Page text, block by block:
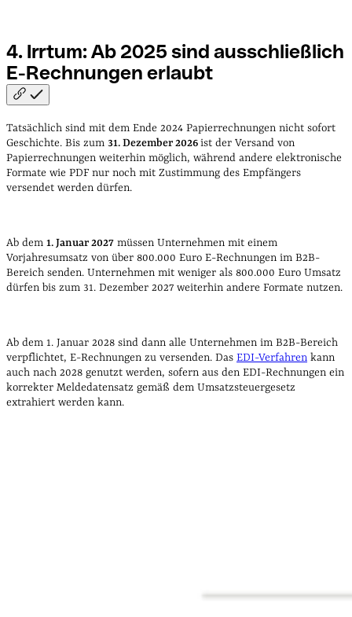
4. Irrtum: Ab 2025 sind ausschließlich
E-Rechnungen erlaubt
Tatsächlich sind mit dem Ende 2024 Papierrechnungen nicht sofort
Geschichte. Bis zum 31. Dezember 2026ist der Versand von
Papierrechnungen weiterhin möglich, während andere elektronische
Formate wie PDF nur noch mit Zustimmung des Empfängers
versendet werden dürfen.
Ab dem 1. Januar 2027 müssen Unternehmen mit einem
Vorjahresumsatz von über 800.000 Euro E-Rechnungen im B2B-
Bereich senden. Unternehmen mit weniger als 800.000 Euro Umsatz
dürfen bis zum 31. Dezember 2027 weiterhin andere Formate nutzen.
Ab dem 1. Januar 2028 sind dann alle Unternehmen im B2B-Bereich
verpflichtet, E-Rechnungen zu versenden. Das EDI-Verfahren kann
auch nach 2028 genutzt werden, sofern aus den EDI-Rechnungen ein
korrekter Meldedatensatz gemäß dem Umsatzsteuergesetz
extrahiert werden kann.